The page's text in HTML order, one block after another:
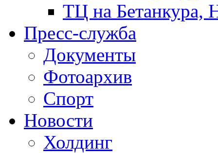
ТЦ на Бетанкура,
Пресс-служба
Документы
Фотоархив
Спорт
Новости
Холдинг